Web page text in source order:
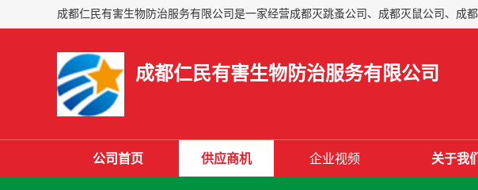
成都仁民有害生物防治服务有限公司
公司首页 供应商机 企业视频 关于我们